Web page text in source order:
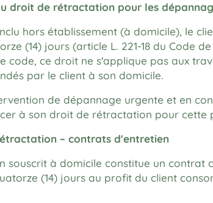
droit de rétractation pour les
hors établissement (à domicile), le
(14) jours (article L. 221-18 du Code
code, ce droit ne s'applique pas aux
par le client à son domicile.
de dépannage urgente et en
à son droit de rétractation pour cette
– contrats d'entretien
souscrit à domicile constitue un contrat
(14) jours au profit du client